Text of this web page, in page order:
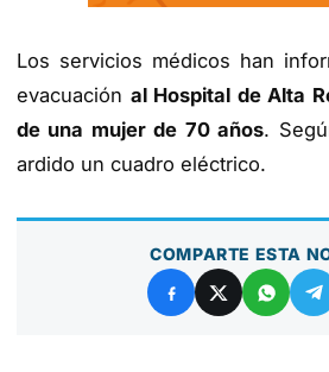
Los servicios médicos han
evacuación al Hospital de Alta
de una mujer de 70 años.
ardido un cuadro eléctrico.
COMPARTE ESTA